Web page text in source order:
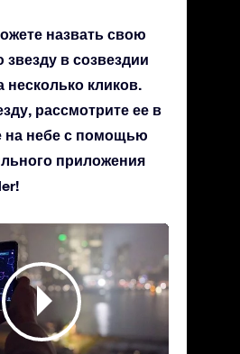
назвать свою
в созвездии
несколько кликов.
рассмотрите ее в
на небе с помощью
приложения